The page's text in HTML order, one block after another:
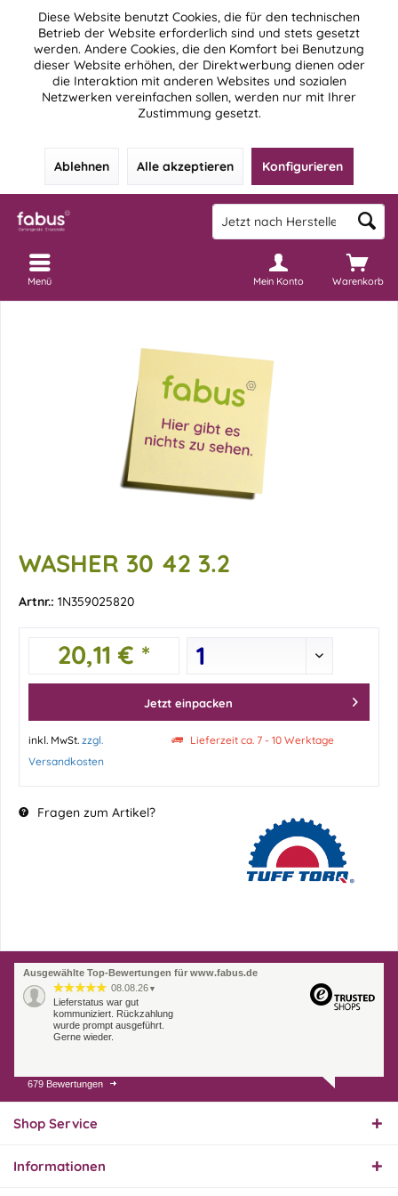
Diese Website benutzt Cookies, die für den technischen
Betrieb der Website erforderlich sind und stets gesetzt
werden. Andere Cookies, die den Komfort bei Benutzung
dieser Website erhöhen, der Direktwerbung dienen oder
die Interaktion mit anderen Websites und sozialen
Netzwerken vereinfachen sollen, werden nur mit Ihrer
Zustimmung gesetzt.
Ablehnen Alle akzeptieren Konfigurieren
Warenkorb
Mein Konto
Menü
WASHER 30 42 3.2
Artnr.: 1N359025820
20,11 € *
Jetzt einpacken
inkl. MwSt. zzgl.
Versandkosten
Lieferzeit ca. 7 - 10 Werktage
Fragen zum Artikel?
Ausgewählte Top-Bewertungen für www.fabus.de
08.08.26 ▼
Lieferstatus war gut
kommuniziert. Rückzahlung
wurde prompt ausgeführt.
Gerne wieder.
07.08.26
Endlich das richtige
679 Bewertungen
Shop Service
Informationen